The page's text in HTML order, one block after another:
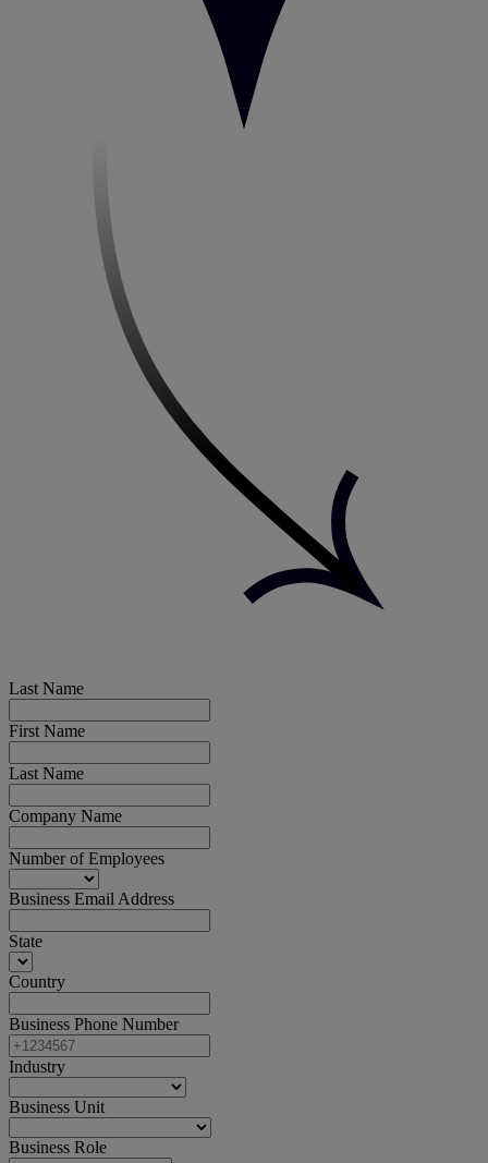
Last Name
First Name
Last Name
Company Name
Number of Employees
Business Email Address
State
Country
Business Phone Number
Industry
Business Unit
Business Role